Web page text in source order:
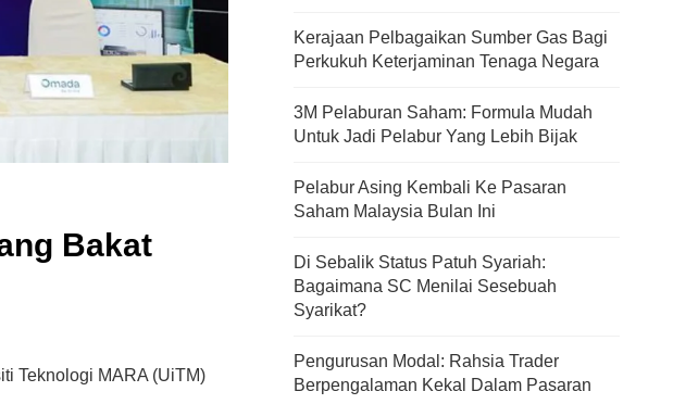
Bakat
Teknologi MARA (UiTM)
Kerajaan Pelbagaikan Sumber Gas Bagi
Perkukuh Keterjaminan Tenaga Negara
3M Pelaburan Saham: Formula Mudah
Untuk Jadi Pelabur Yang Lebih Bijak
Pelabur Asing Kembali Ke Pasaran
Saham Malaysia Bulan Ini
Di Sebalik Status Patuh Syariah:
Bagaimana SC Menilai Sesebuah
Syarikat?
Pengurusan Modal: Rahsia Trader
Berpengalaman Kekal Dalam Pasaran